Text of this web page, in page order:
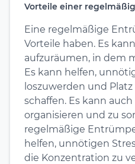
Vorteile einer
Eine regelmäßige
Vorteile haben. Es
aufzuräumen, in dem
Es kann helfen,
loszuwerden und
schaffen. Es kann
organisieren und zu
regelmäßige
helfen, unnötigen
die Konzentration zu